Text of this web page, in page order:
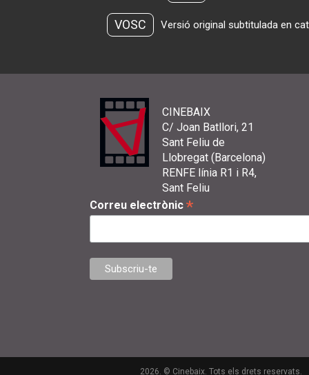
VOSC Versió original subtitulada en
CINEBAIX
C/ Joan Batllori, 21
Sant Feliu de
Llobregat (Barcelona)
RENFE línia R1 i R4,
Sant Feliu
Correu electrònic *
2026. © Cinebaix. Tots els drets reservats.